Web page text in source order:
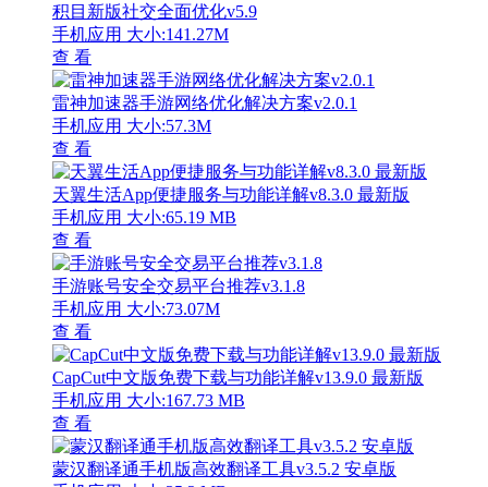
积目新版社交全面优化v5.9
手机应用 大小:141.27M
查 看
雷神加速器手游网络优化解决方案v2.0.1
手机应用 大小:57.3M
查 看
天翼生活App便捷服务与功能详解v8.3.0 最新版
手机应用 大小:65.19 MB
查 看
手游账号安全交易平台推荐v3.1.8
手机应用 大小:73.07M
查 看
CapCut中文版免费下载与功能详解v13.9.0 最新版
手机应用 大小:167.73 MB
查 看
蒙汉翻译通手机版高效翻译工具v3.5.2 安卓版